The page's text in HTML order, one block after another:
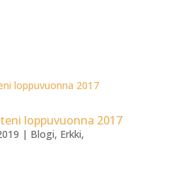
loppuvuonna 2017
| Blogi, Erkki,